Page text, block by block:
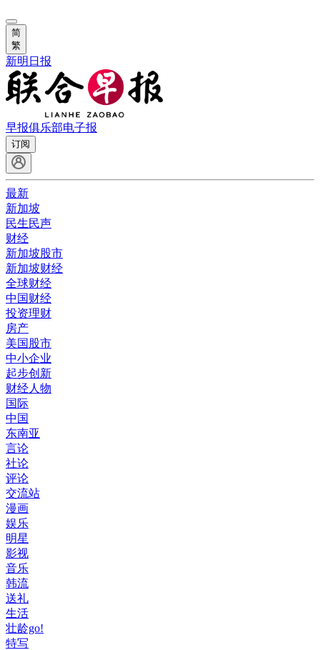
简
繁
新明日报
早报俱乐部电子报
订阅
最新
新加坡
民生民声
财经
新加坡股市
新加坡财经
全球财经
中国财经
投资理财
房产
美国股市
中小企业
起步创新
财经人物
国际
中国
东南亚
言论
社论
评论
交流站
漫画
娱乐
明星
影视
音乐
韩流
送礼
生活
壮龄go!
特写